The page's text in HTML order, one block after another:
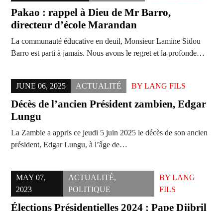
Pakao : rappel à Dieu de Mr Barro,
directeur d’école Marandan
La communauté éducative en deuil, Monsieur Lamine Sidou
Barro est parti à jamais. Nous avons le regret et la profonde…
JUNE 06, 2025 ACTUALITÉ BY LANG FILS
Décès de l’ancien Président zambien, Edgar
Lungu
La Zambie a appris ce jeudi 5 juin 2025 le décès de son ancien
président, Edgar Lungu, à l’âge de…
MAY 07,
2023
ACTUALITÉ,
POLITIQUE
BY LANG
FILS
Élections Présidentielles 2024 : Pape Djibril